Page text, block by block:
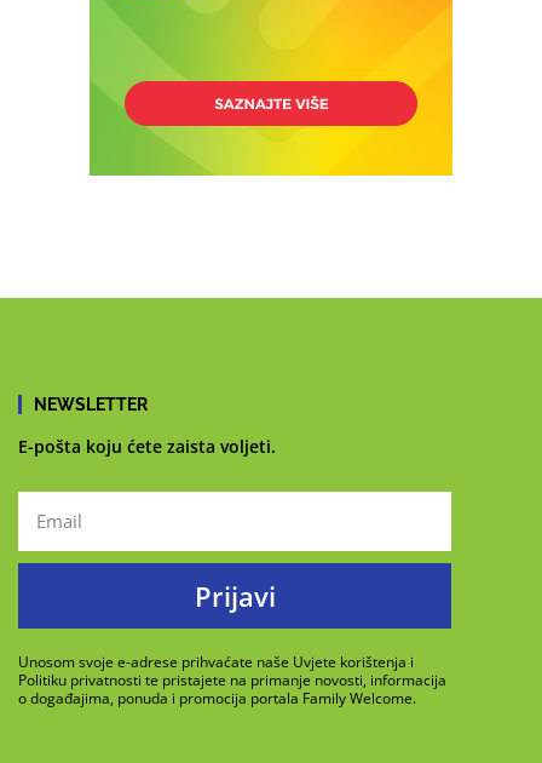
NEWSLETTER
E-pošta koju ćete zaista voljeti.
Prijavi
Unosom svoje e-adrese prihvaćate naše Uvjete korištenja i
Politiku privatnosti te pristajete na primanje novosti, informacija
o događajima, ponuda i promocija portala Family Welcome.